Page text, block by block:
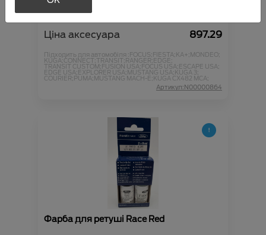
Фарба для ретуші Frozen White
Ціна аксесуара 897.29
Підходить для автомобіля :FOCUS;FIESTA;KA+;MONDEO;
KUGA;CONNECT;TRANSIT;RANGER;EDGE;
TRANSIT CUSTOM;FUSION USA;FOCUS USA;ESCAPE USA;
EDGE USA;EXPLORER USA;MUSTANG USA;KUGA 3;
COURIER;PUMA;MUSTANG MACH-E;KUGA CX482 MCA;
Артикул:N00000864
Фарба для ретуші Race Red